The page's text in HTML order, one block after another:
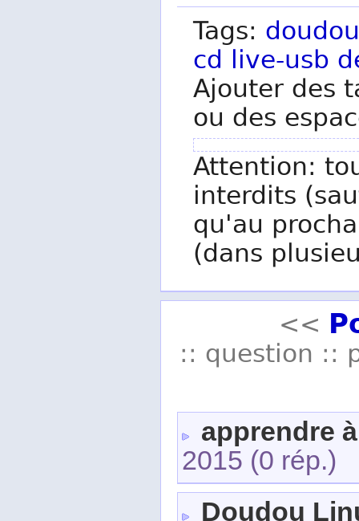
Tags: doudou
cd live-usb
Ajouter des
ou des
Attention:
interdits
qu'au
(dans
<<
:: question ::
apprendre
2015 (0 rép.)
Doudou